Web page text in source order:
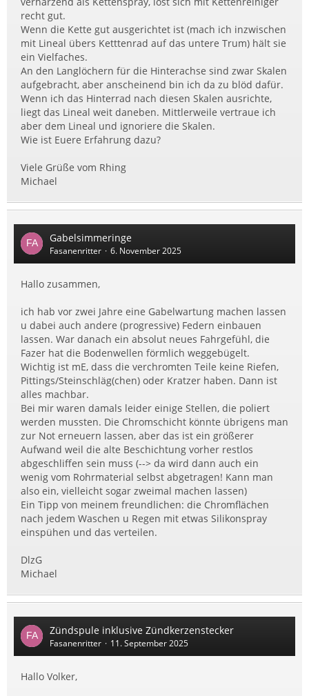
recht gut.
Wenn die Kette gut ausgerichtet ist (mach ich inzwischen
mit Lineal übers Ketttenrad auf das untere Trum) hält sie
ein Vielfaches.
An den Langlöchern für die Hinterachse sind zwar Skalen
aufgebracht, aber anscheinend bin ich da zu blöd dafür.
Wenn ich das Hinterrad nach diesen Skalen ausrichte,
liegt das Lineal weit daneben. Mittlerweile vertraue ich
aber dem Lineal und ignoriere die Skalen.
Wie ist Euere Erfahrung dazu?
Viele Grüße vom Rhing
Michael
Gabelsimmeringe
Fasanenritter 6. November 2025
Hallo zusammen,
ich hab vor zwei Jahre eine Gabelwartung machen lassen
u dabei auch andere (progressive) Federn einbauen
lassen. War danach ein absolut neues Fahrgefühl, die
Fazer hat die Bodenwellen förmlich weggebügelt.
Wichtig ist mE, dass die verchromten Teile keine Riefen,
Pittings/Steinschläg(chen) oder Kratzer haben. Dann ist
alles machbar.
Bei mir waren damals leider einige Stellen, die poliert
werden mussten. Die Chromschicht könnte übrigens man
zur Not erneuern lassen, aber das ist ein größerer
Aufwand weil die alte Beschichtung vorher restlos
abgeschliffen sein muss (--> da wird dann auch ein
wenig vom Rohrmaterial selbst abgetragen! Kann man
also ein, vielleicht sogar zweimal machen lassen)
Ein Tipp von meinem freundlichen: die Chromflächen
nach jedem Waschen u Regen mit etwas Silikonspray
einspühen und das verteilen.
DlzG
Michael
Zündspule inklusive Zündkerzenstecker
Fasanenritter 11. September 2025
Hallo Volker,